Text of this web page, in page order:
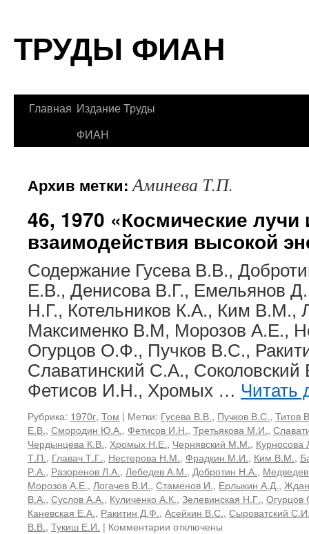
содержимому
ТРУДЫ ФИАН
Главная Издание Труды
ФИАН
Архив метки:Аминева Т.П.
46, 1970 «Космические
взаимодействия высокой
Содержание Гусева В.В.,
Е.В., Денисова В.Г., Емельянов
Н.Г., Котельников К.А., Ким В.М.,
Максименко В.М, Морозов А.Е.,
Огурцов О.Ф., Пучков В.С.,
Славатинский С.А., Соколовский
Фетисов И.Н., Хромых … Читать
Рубрика: 1970г, Том | Метки: Гусева В.В., Пучков В.С., Титов
Е.В., Смородин Ю.А., Фетисов И.Н., Третьякова М.И.,
Чердынцева К.В., Хромых Н.Е., Чернявский М.М., Курносова
Т.П., Главач Т.Г., Нестерова Н.М., Фрадкин М.И., Ким В.М.,
Р.А., Разоренов Л.А., Лебедев А.М., Добротин Н.А.,
Морозов А.Е., Логачев В.И., Стаменов И., Ерлыкин А.Д.,
В.А., Суслов А.А., Куличенко А.К., Зелевинская Н.Г.,
Каневская Е.А., Ракитин Д.Ф., Асейкин В.С., Сыроватский
В.В., Тукиш Е.И. | Комментарии котключены